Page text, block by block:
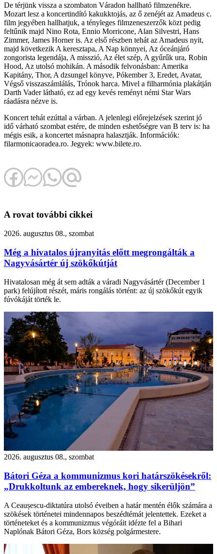
De térjünk vissza a szombaton Váradon hallható filmzenékre.
Mozart lesz a koncertindító kakukktojás, az ő zenéjét az Amadeus c.
film jegyében hallhatjuk, a tényleges filmzeneszerzők közt pedig
feltűnik majd Nino Rota, Ennio Morricone, Alan Silvestri, Hans
Zimmer, James Horner is. Az első részben tehát az Amadeus nyit,
majd következik A keresztapa, A Nap könnyei, Az óceánjáró
zongorista legendája, A misszió, Az élet szép, A gyűrűk ura, Robin
Hood, Az utolsó mohikán. A második felvonásban: Amerika
Kapitány, Thor, A dzsungel könyve, Pókember 3, Eredet, Avatar,
Végső visszaszámlálás, Trónok harca. Mivel a filharmónia plakátján
Darth Vader látható, ez ad egy kevés reményt némi Star Wars
ráadásra nézve is.
Koncert tehát ezúttal a várban. A jelenlegi előrejelzések szerint jó
idő várható szombat estére, de minden eshetőségre van B terv is: ha
mégis esik, a koncertet másnapra halasztják. Információk:
filarmonicaoradea.ro. Jegyek: www.bilete.ro.
A rovat további cikkei
2026. augusztus 08., szombat
Még a hivatalos újranyitás előtt megrongálták a
Nagyvásártér új szökőkútját
Hivatalosan még át sem adták a váradi Nagyvásártér (December 1
park) felújított részét, máris rongálás történt: az új szökőkút egyik
fúvókáját törték le.
2026. augusztus 08., szombat
Bátori Géza a kommunizmus kori határszökésekről:
„Drukkoltunk az embereknek, hogy sikerüljön”
A Ceaușescu-diktatúra utolsó éveiben a határ mentén élők számára a
szökések történetei mindennapos beszédtémát jelentettek. Ezeket a
történeteket és a kommunizmus végóráit idézte fel a Bihari
Naplónak Bátori Géza, Bors község polgármestere.